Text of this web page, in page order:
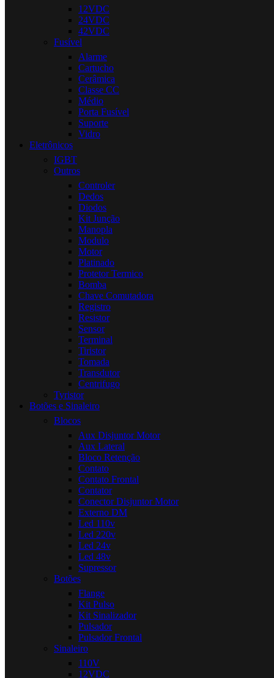
12VDC
24VDC
42VDC
Fusível
Alarme
Cartucho
Cerâmica
Classe CC
Médio
Porta Fusível
Suporte
Vidro
Eletrônicos
IGBT
Outros
Controler
Dedos
Diodos
Kit Junção
Manopla
Modulo
Motor
Platinado
Protetor Termico
Bomba
Chave Comutadora
Registro
Resistor
Sensor
Terminal
Tiristor
Tomada
Transdutor
Centrifugo
Tyristor
Botões e Sinaleiro
Blocos
Aux Disjuntor Motor
Aux Lateral
Bloco Retenção
Contato
Contato Frontal
Contator
Conector Disjuntor Motor
Externo DM
Led 110v
Led 220v
Led 24v
Led 48v
Supressor
Botões
Flange
Kit Pulso
Kit Sinalizador
Pulsador
Pulsador Frontal
Sinaleiro
110V
12VDC